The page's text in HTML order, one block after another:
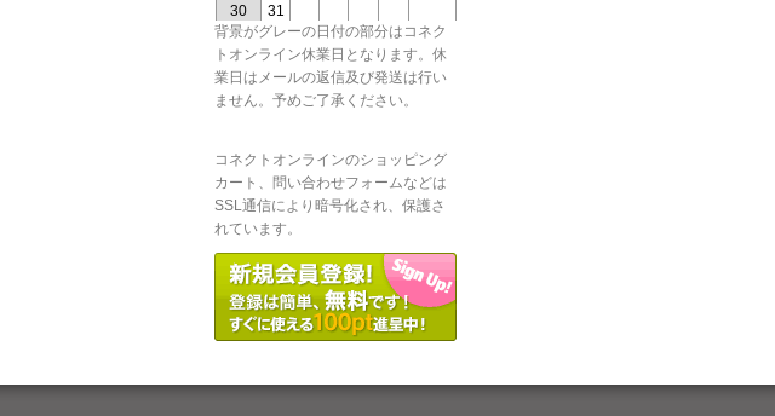
背景がグレーの日付の部分はコネク
トオンライン休業日となります。休
業日はメールの返信及び発送は行い
ません。予めご了承ください。
コネクトオンラインのショッピング
カート、問い合わせフォームなどは
SSL通信により暗号化され、保護さ
れています。